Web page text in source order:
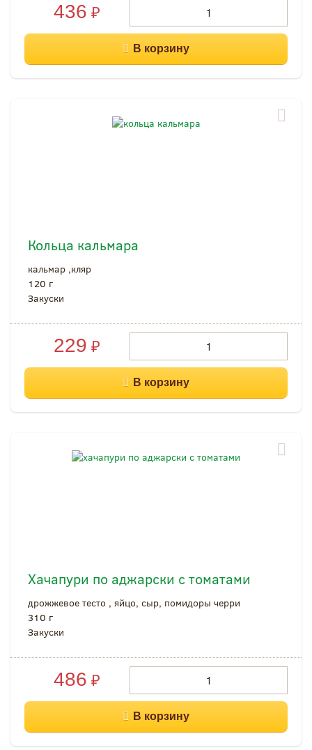
436 ₽
Кольца кальмара
кальмар ,кляр
120 г
Закуски
229 ₽
Хачапури по аджарски с томатами
дрожжевое тесто , яйцо, сыр, помидоры черри
310 г
Закуски
486 ₽